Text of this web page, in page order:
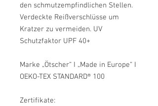
den schmutzempfindlichen Stellen.
Verdeckte Reißverschlüsse um
Kratzer zu vermeiden. UV
Schutzfaktor UPF 40+
Marke „Ötscher“ I „Made in Europe“ I
OEKO-TEX STANDARD® 100
Zertifikate: